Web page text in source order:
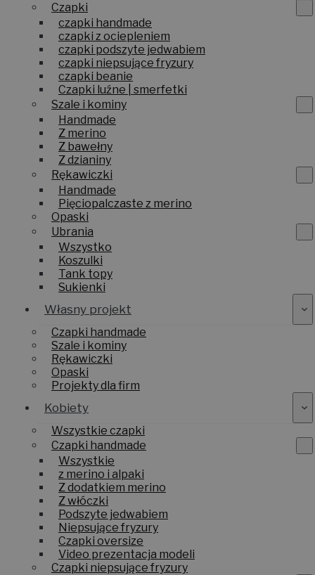
Czapki
czapki handmade
czapki z ociepleniem
czapki podszyte jedwabiem
czapki niepsujące fryzury
czapki beanie
Czapki luźne | smerfetki
Szale i kominy
Handmade
Z merino
Z bawełny
Z dzianiny
Rękawiczki
Handmade
Pięciopalczaste z merino
Opaski
Ubrania
Wszystko
Koszulki
Tank topy
Sukienki
Własny projekt
Czapki handmade
Szale i kominy
Rękawiczki
Opaski
Projekty dla firm
Kobiety
Wszystkie czapki
Czapki handmade
Wszystkie
z merino i alpaki
Z dodatkiem merino
Z włóczki
Podszyte jedwabiem
Niepsujące fryzury
Czapki oversize
Video prezentacja modeli
Czapki niepsujące fryzury